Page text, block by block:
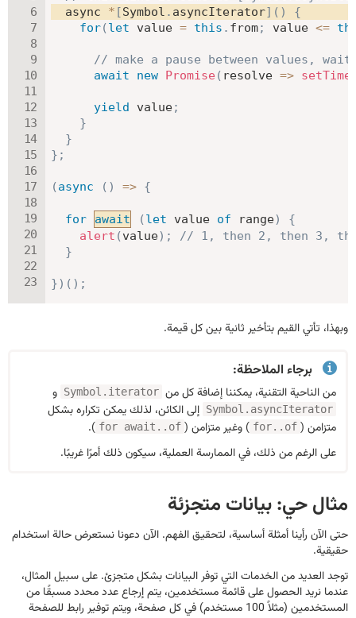
  async
* [Symbol . asyncIterator] ( )
{
for(let value = this . from; value <=
// make a pause between values,
await
new Promise ( resolve =>
yield value;
}
}
} ;
(async ( ) => {
for await (let value of range)
{
alert (value) ;
// 1, then 2, then 3,
}
}) ( ) ;
وبهذا، تأتي القيم بتأخير ثانية بين كل قيمة.
برجاء الملاحظة:
من الناحية التقنية، يمكننا إضافة كل من Symbol.iterator و
Symbol.asyncIterator إلى الكائن، لذلك يمكن تكراره بشكل
متزامن ( for..of ) وغير متزامن ( for await..of
).
على الرغم من ذلك، في الممارسة العملية، سيكون ذلك أمرًا غريبًا.
مثال حي: بيانات متجزئة
حتى الآن رأينا أمثلة أساسية، لتحقيق الفهم. الآن دعونا نستعرض حالة استخدام
حقيقية.
توجد العديد من الخدمات التي توفر البيانات بشكل متجزئ. على سبيل المثال،
عندما نريد الحصول على قائمة مستخدمين، يتم إرجاع عدد محدد مسبقًا من
المستخدمين (مثلاً 100 مستخدم) في كل صفحة، ويتم توفير رابط للصفحة